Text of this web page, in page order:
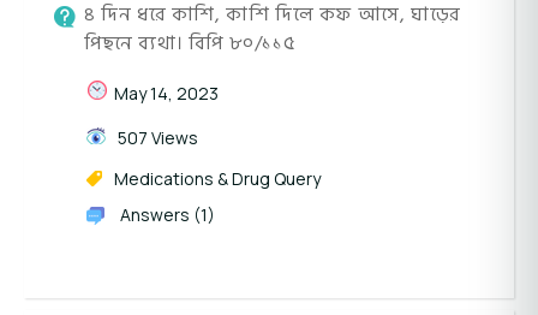
৪ দিন ধরে কাশি, কাশি দিলে কফ আসে, ঘাড়ের
পিছনে ব্যথা। বিপি ৮০/১১৫
May 14, 2023
507 Views
Medications & Drug Query
Answers (1)